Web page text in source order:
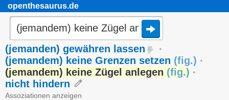
openthesaurus.de
(jemanden) gewähren lassen
·
(jemandem) keine Grenzen setzen (fig.) ·
(jemandem) keine Zügel anlegen (fig.) ·
nicht hindern
Assoziationen anzeigen